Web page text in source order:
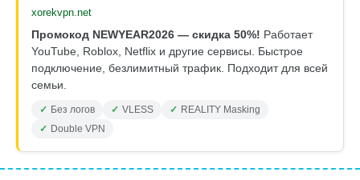
xorekvpn.net
Промокод NEWYEAR2026 — скидка 50%! Работает
YouTube, Roblox, Netflix и другие сервисы. Быстрое
подключение, безлимитный трафик. Подходит для всей
семьи.
Без логов VLESS
REALITY Masking
Double VPN